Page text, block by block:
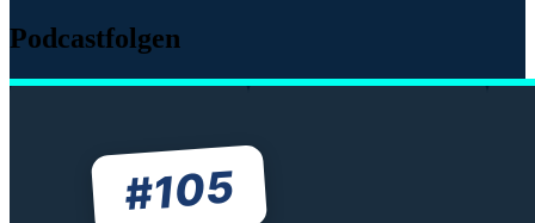
Podcastfolgen
#105